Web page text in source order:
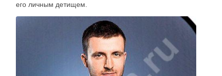
его личным детищем.